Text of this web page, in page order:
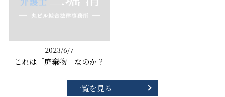
2023/6/7
これは「廃棄物」なのか？
一覧を見る